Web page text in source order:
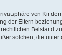
von
der Eltern
Beistand
solchen, die